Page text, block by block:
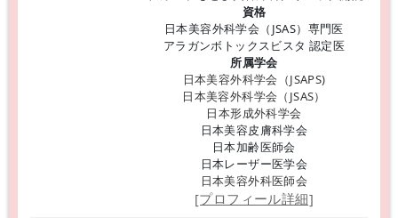
資格
日本美容外科学会（JSAS）専門医
アラガンボトックスビスタ 認定医
所属学会
日本美容外科学会（JSAPS)
日本美容外科学会（JSAS）
日本形成外科学会
日本美容皮膚科学会
日本加齢医師会
日本レーザー医学会
日本美容外科医師会
[プロフィール詳細]